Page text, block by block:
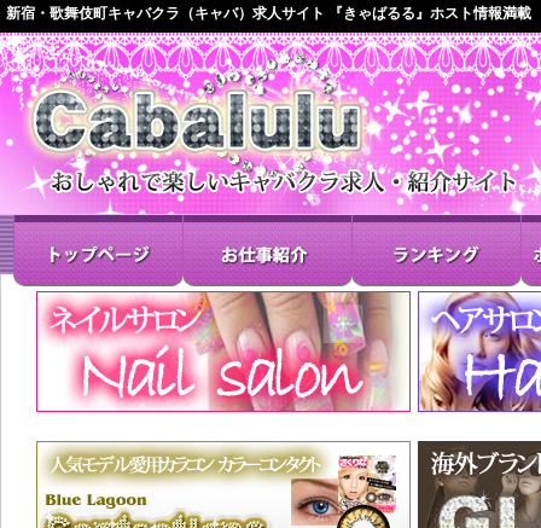
新宿・歌舞伎町キャバクラ（キャバ）求人サイト 『きゃばるる』ホスト情報満載